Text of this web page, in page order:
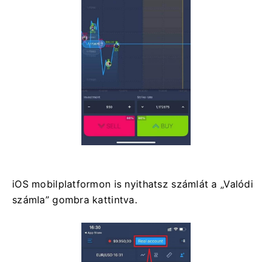
iOS mobilplatformon is nyithatsz számlát a „Valódi
számla” gombra kattintva.